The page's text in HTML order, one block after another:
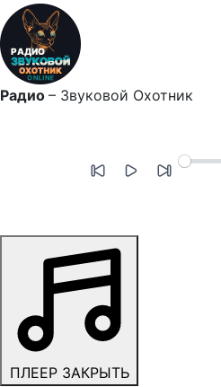
Радио – Звуковой Охотник
ПЛЕЕР ЗАКРЫТЬ